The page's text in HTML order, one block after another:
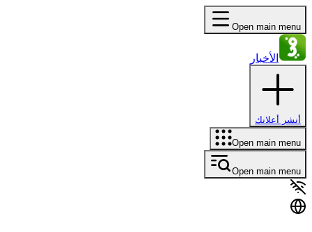
Open main menu
الأخبار
أنشر أعلانك
Open main menu
Open main menu